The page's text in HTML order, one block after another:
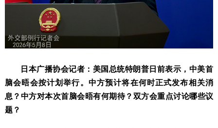
日本广播协会记者：美国总统特朗普日前表示，中美首
脑会晤会按计划举行。中方预计将在何时正式发布相关消
息？中方对本次首脑会晤有何期待？双方会重点讨论哪些议
题？